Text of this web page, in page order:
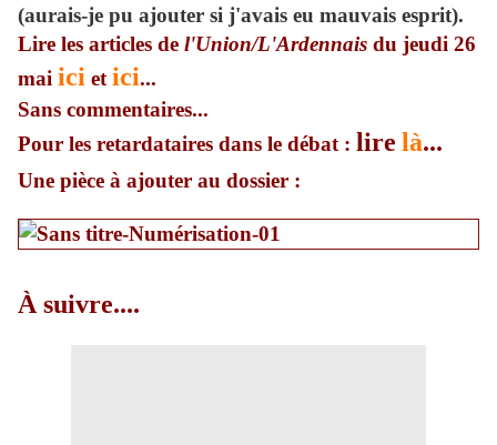
(aurais-je pu ajouter si j'avais eu mauvais esprit).
Lire les articles de l'Union/L'Ardennais du jeudi 26
mai ici et ici...
Sans commentaires...
Pour les retardataires dans le débat : lire là...
Une pièce à ajouter au dossier :
À suivre....